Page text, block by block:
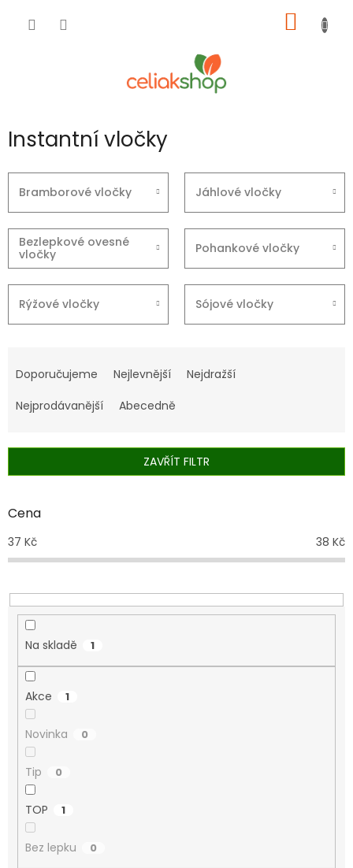
KOŠÍK
Instantní vločky
Bramborové vločky Jáhlové vločky
Bezlepkové ovesné
vločky
Pohankové vločky
Rýžové vločky Sójové vločky
a
e
í
r
d
k
t
Doporučujeme Nejlevnější
Nejdražší
Nejprodávanější
Abecedně
ZAVŘÍT FILTR
Cena
37 Kč 38 Kč
Na skladě 1
Akce 1
Novinka 0
Tip 0
TOP 1
Bez lepku 0